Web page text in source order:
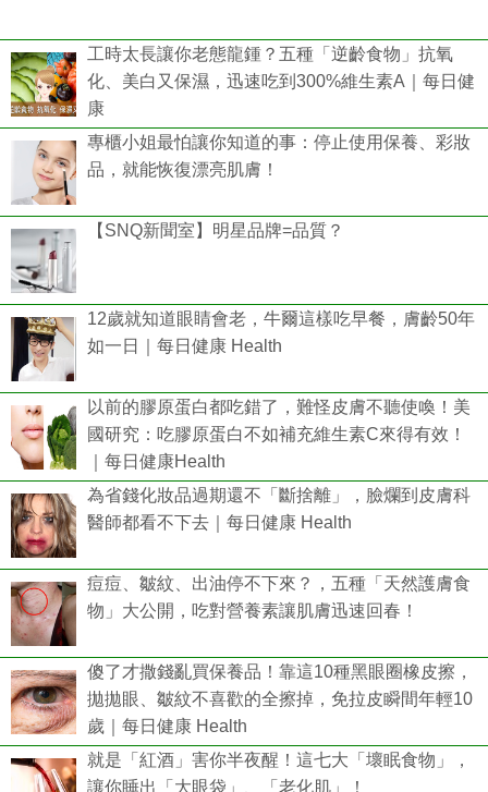
工時太長讓你老態龍鍾？五種「逆齡食物」抗氧
化、美白又保濕，迅速吃到300%維生素A｜每日健
康
專櫃小姐最怕讓你知道的事：停止使用保養、彩妝
品，就能恢復漂亮肌膚！
【SNQ新聞室】明星品牌=品質？
12歲就知道眼睛會老，牛爾這樣吃早餐，膚齡50年
如一日｜每日健康 Health
以前的膠原蛋白都吃錯了，難怪皮膚不聽使喚！美
國研究：吃膠原蛋白不如補充維生素C來得有效！
｜每日健康Health
為省錢化妝品過期還不「斷捨離」，臉爛到皮膚科
醫師都看不下去｜每日健康 Health
痘痘、皺紋、出油停不下來？，五種「天然護膚食
物」大公開，吃對營養素讓肌膚迅速回春！
傻了才撒錢亂買保養品！靠這10種黑眼圈橡皮擦，
拋拋眼、皺紋不喜歡的全擦掉，免拉皮瞬間年輕10
歲｜每日健康 Health
就是「紅酒」害你半夜醒！這七大「壞眠食物」，
讓你睡出「大眼袋」、「老化肌」！